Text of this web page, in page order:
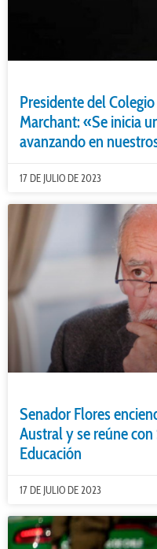
Presidente del
Marchant: «Se inicia
avanzando en
17 DE JULIO DE 2023
Senador Flores
Austral y se reúne
Educación
17 DE JULIO DE 2023